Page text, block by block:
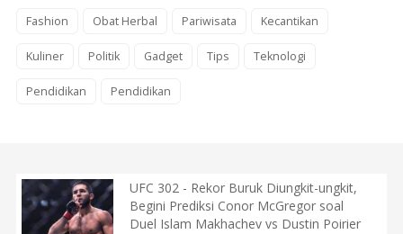
Fashion Obat Herbal Pariwisata Kecantikan
Kuliner Politik Gadget Tips Teknologi
Pendidikan Pendidikan
UFC 302 - Rekor Buruk Diungkit-ungkit,
Begini Prediksi Conor McGregor soal
Duel Islam Makhachev vs Dustin Poirier